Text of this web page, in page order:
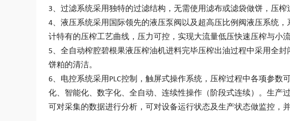
3、过滤系统采用独特的过滤结构，无需使用滤布或滤袋做饼，压
4、液压系统采用国际领先的液压泵阀以及超高压比例阀液压系统
计特有的压榨工艺曲线，压力可控，实现大流量低压快速压榨与小
5、全自动榨腔碧根果液压榨油机进料完毕压榨出油过程中采用全
饼粕的清洁。
6、电控系统采用PLC控制，触屏式操作系统，压榨过程中各项参
化、智能化、数字化、全自动、连续性操作（阶段式连续）。生产
可对采集的数据进行分析，可对设备运行状态及生产状态做监控，